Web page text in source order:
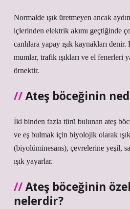
Normalde ışık üretmeyen ancak
içlerinden elektrik akımı geçtiğinde
canlılara yapay ışık kaynakları
mumlar, trafik ışıkları ve el fenerleri
örnektir.
Ateş böceğinin
İki binden fazla türü bulunan ateş
ve eş bulmak için biyolojik olarak
(biyolüminesans), çevrelerine yeşil,
ışık yayarlar.
Ateş böceğinin
nelerdir?